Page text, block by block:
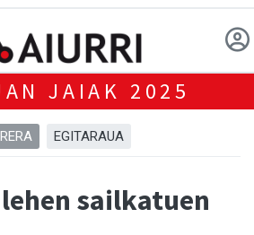
JAIAK 2025
EGITARAUA
sailkatuen